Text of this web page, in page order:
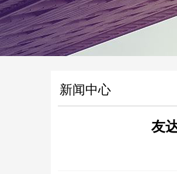
新闻中心
友